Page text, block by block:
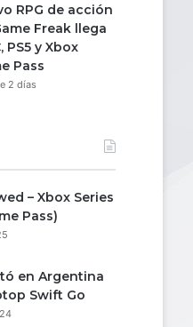
RPG de acción
Freak llega
PS5 y Xbox
Pass
2 días
– Xbox Series
Pass)
en Argentina
Swift Go